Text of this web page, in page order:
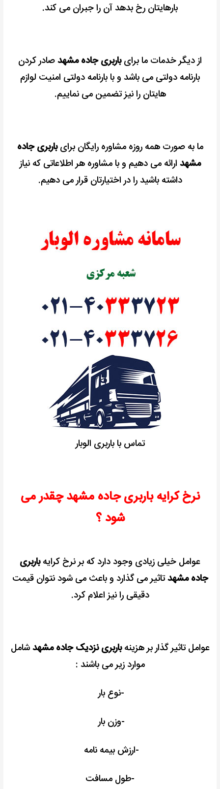
بارهایتان رخ بدهد آن را جبران می کند.
از دیگر خدمات ما برایباربری جاده مشهدصادر کردن
بارنامه دولتی می باشد و با بارنامه دولتی امنیت لوازم
هایتان را نیز تضمین می نماییم.
ما به صورت همه روزه مشاوره رایگان برایباربری جاده
مشهد ارائه می دهیم و با مشاوره هر اطلاعاتی که نیاز
داشته باشید را در اختیارتان قرار می دهیم.
تماس با باربری الوبار
نرخ کرایه باربری جاده مشهد چقدر می
شود ؟
عوامل خیلی زیادی وجود دارد که بر نرخ کرایهباربری
جاده مشهدتاثیر می گذارد و باعث می شود نتوان قیمت
دقیقی را نیز اعلام کرد.
عوامل تاثیر گذار بر هزینهباربری نزدیک جاده مشهدشامل
موارد زیر می باشند :
-نوع بار
-وزن بار
-ارزش بیمه نامه
-طول مسافت